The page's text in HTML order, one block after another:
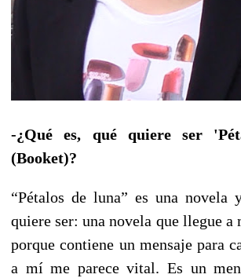
-¿Qué es, qué quiere ser
(Booket)?
“Pétalos de luna” es una novela
quiere ser: una novela que llegue a
porque contiene un mensaje para
a mí me parece vital. Es un